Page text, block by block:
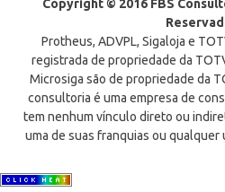
Copyright © 2016 FBS
Protheus, ADVPL, Sigaloja e
registrada de propriedade da
Microsiga são de propriedade da
consultoria é uma empresa de
tem nenhum vínculo direto ou
uma de suas franquias ou